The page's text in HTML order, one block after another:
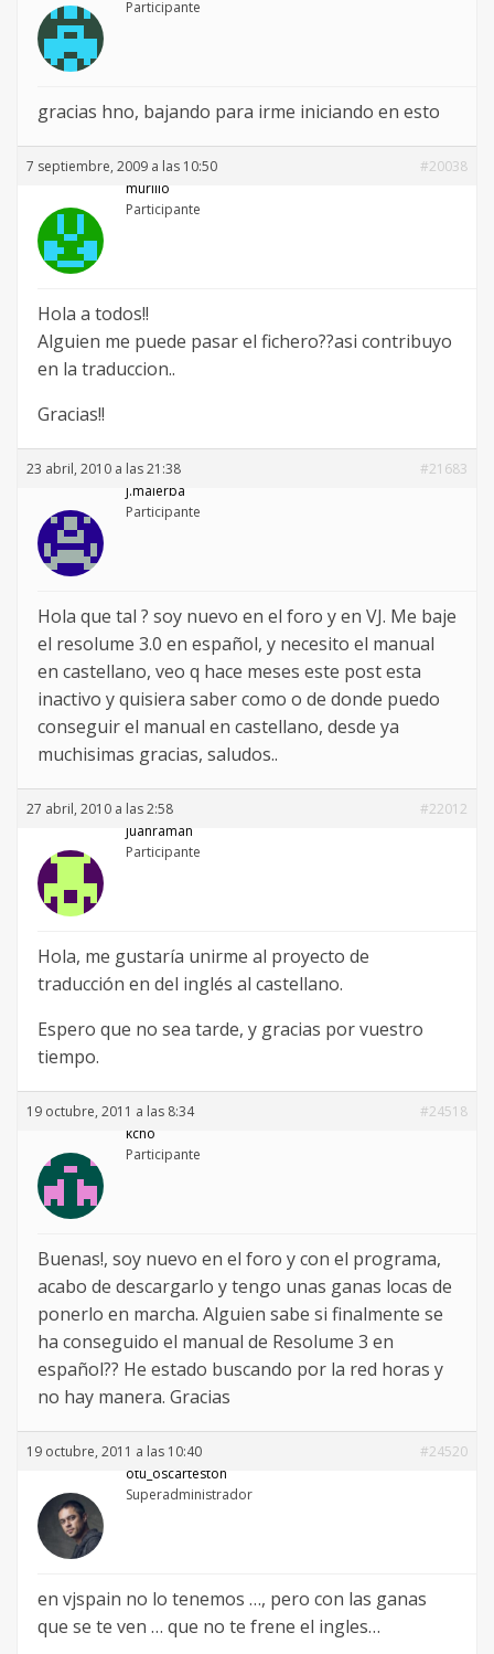
Participante
gracias hno, bajando para irme iniciando en esto
7 septiembre, 2009 a las 10:50
#20038
murillo
Participante
Hola a todos!!
Alguien me puede pasar el fichero??asi contribuyo
en la traduccion..
Gracias!!
23 abril, 2010 a las 21:38
#21683
j.malerba
Participante
Hola que tal ? soy nuevo en el foro y en VJ. Me baje
el resolume 3.0 en español, y necesito el manual
en castellano, veo q hace meses este post esta
inactivo y quisiera saber como o de donde puedo
conseguir el manual en castellano, desde ya
muchisimas gracias, saludos..
27 abril, 2010 a las 2:58
#22012
juanramán
Participante
Hola, me gustaría unirme al proyecto de
traducción en del inglés al castellano.
Espero que no sea tarde, y gracias por vuestro
tiempo.
19 octubre, 2011 a las 8:34
#24518
kcho
Participante
Buenas!, soy nuevo en el foro y con el programa,
acabo de descargarlo y tengo unas ganas locas de
ponerlo en marcha. Alguien sabe si finalmente se
ha conseguido el manual de Resolume 3 en
español?? He estado buscando por la red horas y
no hay manera. Gracias
19 octubre, 2011 a las 10:40
#24520
otu_oscarteston
Superadministrador
en vjspain no lo tenemos …, pero con las ganas
que se te ven … que no te frene el ingles…